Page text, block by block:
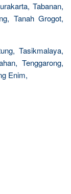
Tabanan,
Tanah Grogot,
Tasikmalaya,
Tenggarong,
Enim,